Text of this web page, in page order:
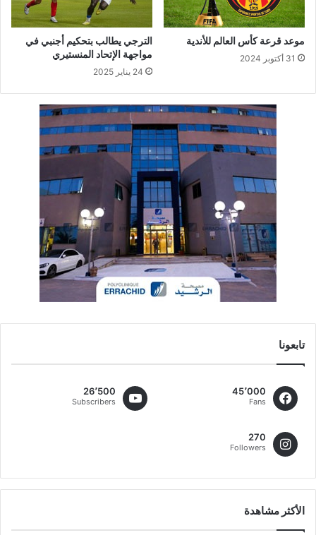
موعد قرعة كأس العالم للأندية
31 أكتوبر 2024
الترجي يطالب بتحكيم أجنبي في
مواجهة الإتحاد المنستيري
24 يناير 2025
تابعونا
45٬000
Fans
26٬500
Subscribers
270
Followers
الأكثر مشاهدة